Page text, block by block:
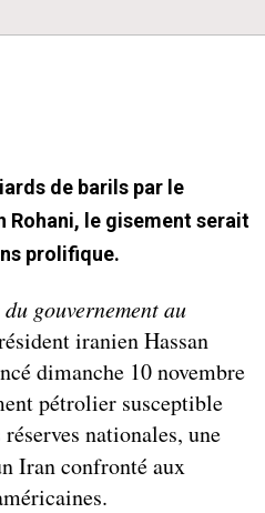
de barils par le
Rohani, le gisement serait
prolifique.
gouvernement au
iranien Hassan
dimanche 10 novembre
pétrolier susceptible
nationales, une
Iran confronté aux